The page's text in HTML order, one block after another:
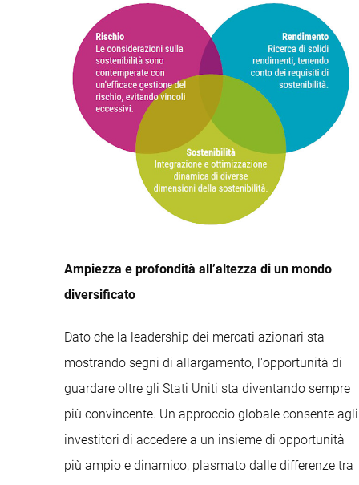
Ampiezza e profondità all’altezza di un mondo
diversificato
Dato che la leadership dei mercati azionari sta
mostrando segni di allargamento, l'opportunità di
guardare oltre gli Stati Uniti sta diventando sempre
più convincente. Un approccio globale consente agli
investitori di accedere a un insieme di opportunità
più ampio e dinamico, plasmato dalle differenze tra